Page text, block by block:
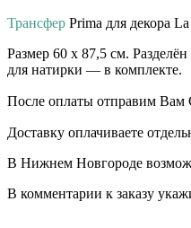
Трансфер Prima для декора
Размер 60 х 87,5 см.
для натирки — в комплекте.
После оплаты отправим
Доставку оплачиваете
В Нижнем Новгороде
В комментарии к заказу